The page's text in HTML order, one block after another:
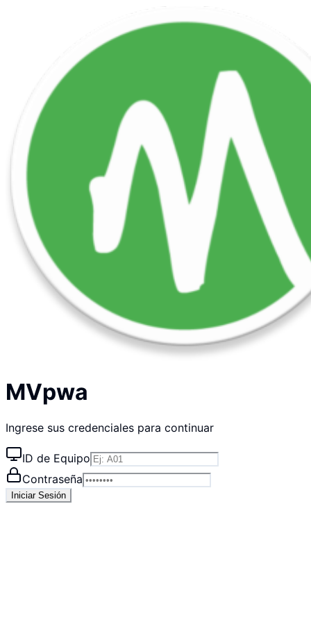
MVpwa
Ingrese sus credenciales para continuar
ID de Equipo
Contraseña
Iniciar Sesión